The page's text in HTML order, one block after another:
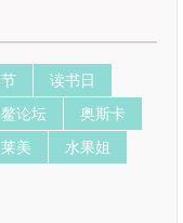
读书日
论坛
奥斯卡
美
水果姐